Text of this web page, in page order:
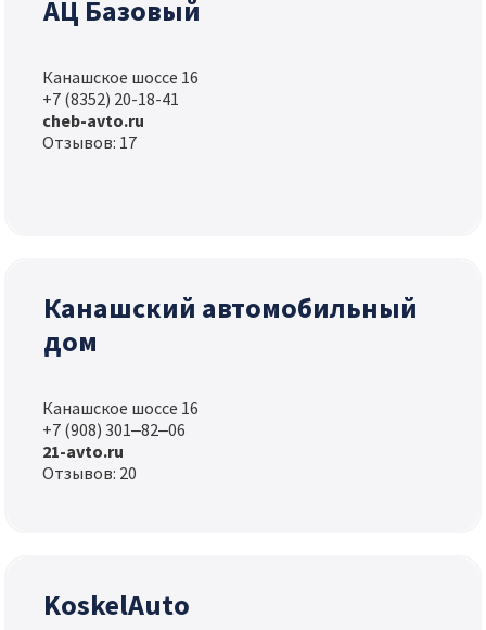
АЦ Базовый
Канашское шоссе 16
+7 (8352) 20-18-41
cheb-avto.ru
Отзывов: 17
Канашский автомобильный
дом
Канашское шоссе 16
+7 (908) 301‒82‒06
21-avto.ru
Отзывов: 20
KoskelAuto